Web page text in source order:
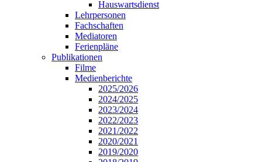
Hauswartsdienst
Lehrpersonen
Fachschaften
Mediatoren
Ferienpläne
Publikationen
Filme
Medienberichte
2025/2026
2024/2025
2023/2024
2022/2023
2021/2022
2020/2021
2019/2020